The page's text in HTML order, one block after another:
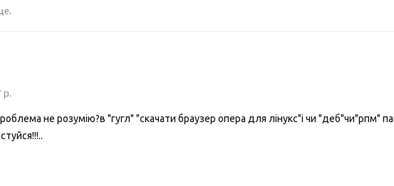
.
р.
не розумію?в "гугл" "скачати браузер опера для лінукс"і чи "деб"чи"рпм"